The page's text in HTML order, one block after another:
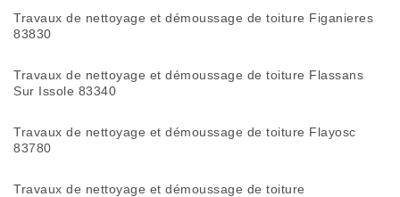
Travaux de nettoyage et démoussage de toiture Figanieres
83830
Travaux de nettoyage et démoussage de toiture Flassans
Sur Issole 83340
Travaux de nettoyage et démoussage de toiture Flayosc
83780
Travaux de nettoyage et démoussage de toiture